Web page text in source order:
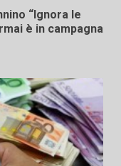
“Ignora le
è in campagna